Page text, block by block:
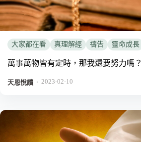
大家都在看 真理解經 禱告 靈命成長
萬事萬物皆有定時，那我還要努力嗎？
天恩悅讀 ． 2023-02-10